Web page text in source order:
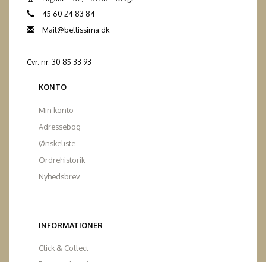
45 60 24 83 84
Mail@bellissima.dk
Cvr. nr. 30 85 33 93
KONTO
Min konto
Adressebog
Ønskeliste
Ordrehistorik
Nyhedsbrev
INFORMATIONER
Click & Collect